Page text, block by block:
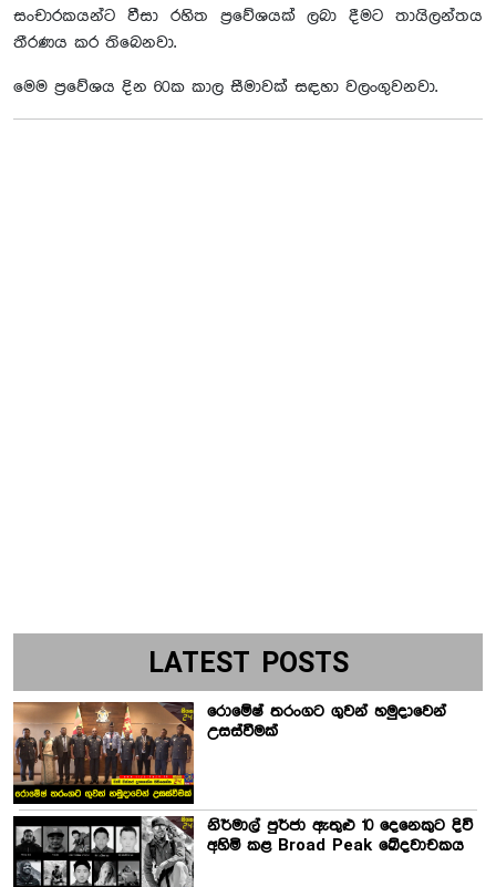
LATEST POSTS
රොමේෂ් තරංගට ගුවන් හමුදාවෙන්
උසස්වීමක්
නිර්මාල් පුර්ජා ඇතුළු 10 දෙනෙකුට දිවි
අහිමි කළ Broad Peak ඛේදවාචකය
සංචාරකයන්ට වීසා රහිත ප්‍රවේශයක් ලබා දීමට තායිලන්තය
තීරණය කර තිබෙනවා.
මෙම ප්‍රවේශය දින 60ක කාල සීමාවක් සඳහා වලංගුවනවා.